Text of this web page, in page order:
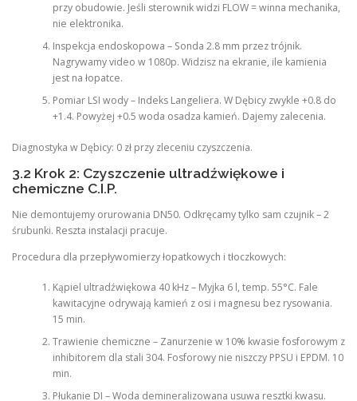
przy obudowie. Jeśli sterownik widzi FLOW = winna mechanika,
nie elektronika.
Inspekcja endoskopowa – Sonda 2.8 mm przez trójnik.
Nagrywamy video w 1080p. Widzisz na ekranie, ile kamienia
jest na łopatce.
Pomiar LSI wody – Indeks Langeliera. W Dębicy zwykle +0.8 do
+1.4. Powyżej +0.5 woda osadza kamień. Dajemy zalecenia.
Diagnostyka w Dębicy: 0 zł przy zleceniu czyszczenia.
3.2 Krok 2: Czyszczenie ultradźwiękowe i
chemiczne C.I.P.
Nie demontujemy orurowania DN50. Odkręcamy tylko sam czujnik – 2
śrubunki. Reszta instalacji pracuje.
Procedura dla przepływomierzy łopatkowych i tłoczkowych:
Kąpiel ultradźwiękowa 40 kHz – Myjka 6 l, temp. 55°C. Fale
kawitacyjne odrywają kamień z osi i magnesu bez rysowania.
15 min.
Trawienie chemiczne – Zanurzenie w 10% kwasie fosforowym z
inhibitorem dla stali 304. Fosforowy nie niszczy PPSU i EPDM. 10
min.
Płukanie DI – Woda demineralizowana usuwa resztki kwasu.